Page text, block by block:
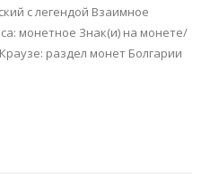
с легендой Взаимное
монетное Знак(и) на монете/
раздел монет Болгарии